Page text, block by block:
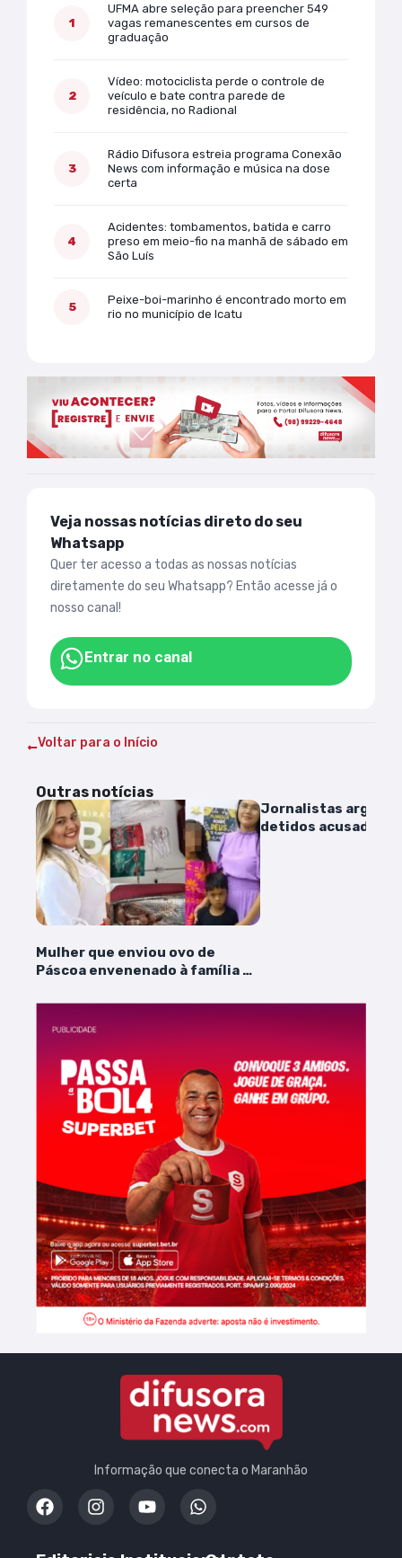
UFMA abre seleção para preencher 549
vagas remanescentes em cursos de
graduação
Vídeo: motociclista perde o controle de
veículo e bate contra parede de
residência, no Radional
Rádio Difusora estreia programa Conexão
News com informação e música na dose
certa
Acidentes: tombamentos, batida e carro
preso em meio-fio na manhã de sábado em
São Luís
Peixe-boi-marinho é encontrado morto em
rio no município de Icatu
Veja nossas notícias direto do seu
Whatsapp
Quer ter acesso a todas as nossas notícias
diretamente do seu Whatsapp? Então acesse já o
nosso canal!
Entrar no canal
Voltar para o Início
Outras notícias
Mulher que enviou ovo de
Páscoa envenenado à família é
de Pedrinhas
Jornalistas
detidos acusados
Informação que conecta o Maranhão